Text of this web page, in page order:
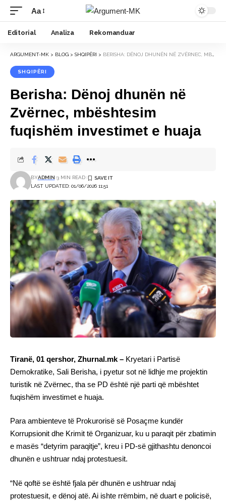
Font
Resizer
Aa
Editorial Analiza Rekomanduar
ARGUMENT-MK > BLOG > SHQIPËRI > BERISHA: DËNOJ DHUNËN NË ZVËRNEC, MBËSHTESIM FUQISHËM INVESTIMET E HUAJA
SHQIPËRI
Berisha: Dënoj dhunën në
Zvërnec, mbështesim
fuqishëm investimet e huaja
LAST UPDATED: 01/06/2026 11:51
BYADMIN 3 MIN READ
Tiranë, 01 qershor, Zhurnal.mk – Kryetari i Partisë
Demokratike, Sali Berisha, i pyetur sot në lidhje me projektin
turistik në Zvërnec, tha se PD është një parti që mbështet
fuqishëm investimet e huaja.
Para ambienteve të Prokurorisë së Posaçme kundër
Korrupsionit dhe Krimit të Organizuar, ku u paraqit për zbatimin
e masës “detyrim paraqitje”, kreu i PD-së gjithashtu denoncoi
dhunën e ushtruar ndaj protestuesit.
“Në qoftë se është fjala për dhunën e ushtruar ndaj
protestuesit, e dënoj atë. Ai ishte rrëmbim, në duart e policisë,